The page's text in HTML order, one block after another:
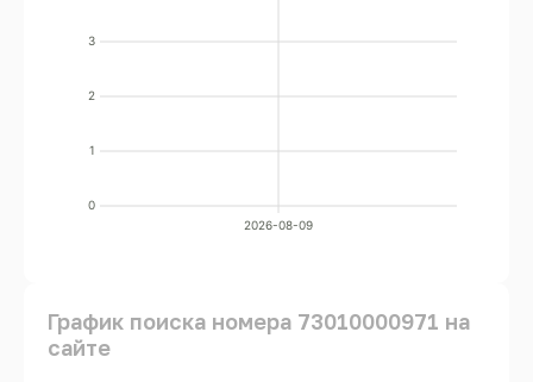
0
1
2
3
2026-08-09
График поиска номера 73010000971 на
сайте